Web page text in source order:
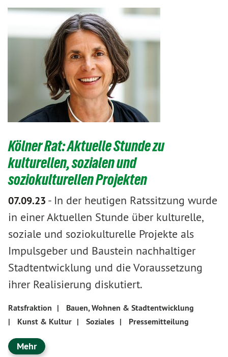
Kölner Rat: Aktuelle Stunde zu
kulturellen, sozialen und
soziokulturellen Projekten
07.09.23 - In der heutigen Ratssitzung wurde
in einer Aktuellen Stunde über kulturelle,
soziale und soziokulturelle Projekte als
Impulsgeber und Baustein nachhaltiger
Stadtentwicklung und die Voraussetzung
ihrer Realisierung diskutiert.
Ratsfraktion |
Bauen, Wohnen & Stadtentwicklung
|
Kunst & Kultur | Soziales | Pressemitteilung
Mehr